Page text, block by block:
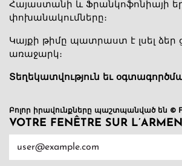
Հայաստանի և Ֆրանկոֆոնիայի
փոխանակումները։
Կայքի թիմը պատրաստ է լսել
առաջարկ։
Տեղեկատվություն եւ
Բոլոր իրավունքները պաշտպանված են ©
VOTRE FENÊTRE SUR